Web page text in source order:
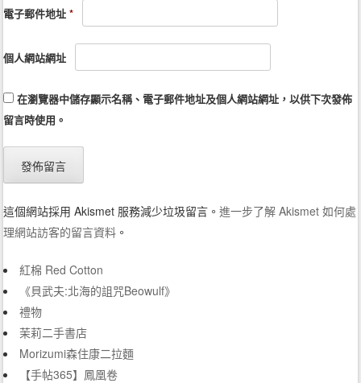
電子郵件地址*
個人網站網址
在瀏覽器中儲存顯示名稱、電子郵件地址及個人網站網址，以供下次發佈
留言時使用。
這個網站採用 Akismet 服務減少垃圾留言。進一步了解 Akismet 如何處
理網站訪客的留言資料 。
紅棉 Red Cotton
《貝武夫:北海的詛咒Beowulf》
禮物
茉莉二手書店
Morizumi森住康二拉麵
【手帖365】鳳凰卷